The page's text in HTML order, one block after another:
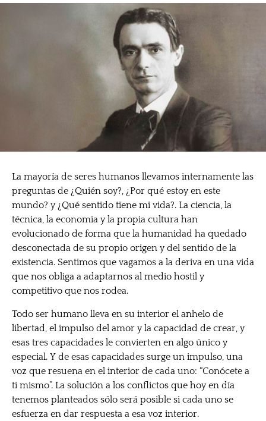
La mayoría de seres humanos llevamos internamente las
preguntas de ¿Quién soy?, ¿Por qué estoy en este
mundo? y ¿Qué sentido tiene mi vida?. La ciencia, la
técnica, la economía y la propia cultura han
evolucionado de forma que la humanidad ha quedado
desconectada de su propio origen y del sentido de la
existencia. Sentimos que vagamos a la deriva en una vida
que nos obliga a adaptarnos al medio hostil y
competitivo que nos rodea.
Todo ser humano lleva en su interior el anhelo de
libertad, el impulso del amor y la capacidad de crear, y
esas tres capacidades le convierten en algo único y
especial. Y de esas capacidades surge un impulso, una
voz que resuena en el interior de cada uno: “Conócete a
ti mismo”. La solución a los conflictos que hoy en día
tenemos planteados sólo será posible si cada uno se
esfuerza en dar respuesta a esa voz interior.